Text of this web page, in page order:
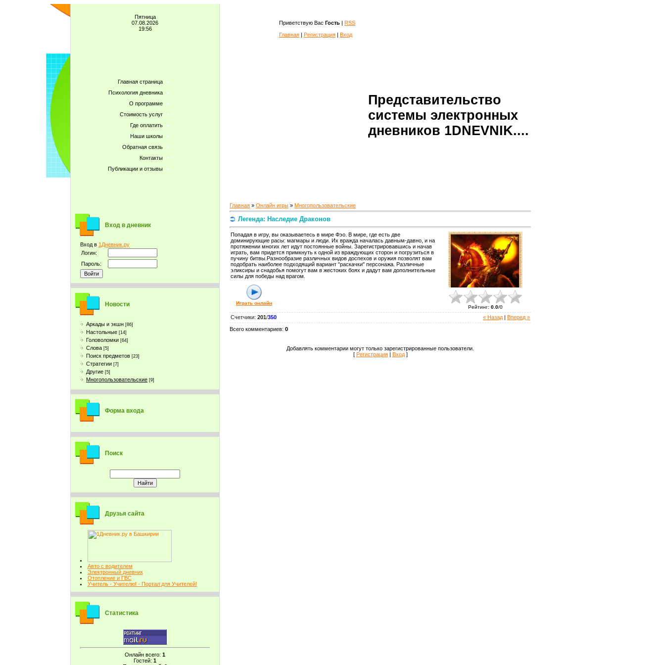
Пятница
07.08.2026
19:56
Главная страница
Психология дневника
О программе
Стоимость услуг
Где оплатить
Наши школы
Обратная связь
Контакты
Публикации и отзывы
Вход в дневник
Вход в 1Дневник.ру
Логин:
Пароль:
Новости
Аркады и экшн [86]
Настольные [14]
Головоломки [64]
Слова [5]
Поиск предметов [23]
Стратегии [7]
Другие [5]
Многопользовательские [9]
Форма входа
Поиск
Друзья сайта
Авто с водителем
Электронный дневник
Отопление и ГВС
Учитель - Учителю! - Портал для Учителей!
Статистика
Онлайн всего: 1
Гостей: 1
Приветствую Вас Гость | RSS
Главная | Регистрация | Вход
Представительство
системы электронных
дневников 1DNEVNIK....
Главная » Онлайн игры » Многопользовательские
Легенда: Наследие Драконов
Попадая в игру, вы оказываетесь в мире Фэо. В мире, где есть две
доминирующие расы: магмары и люди. Их вражда началась давным-давно, и на
протяжении многих лет идут постоянные войны. Зарегистрировавшись и начав
играть, вам придется примкнуть к одной из враждующих сторон и погрузиться в
пучину битвы.Разнообразие различных видов доспехов и оружия позволят вам
подобрать наиболее подходящий вариант "раскачки" персонажа. Различные
эликсиры и снадобья помогут вам в жестоких боях и дадут вам дополнительные
силы для победы над врагом.
Играть онлайн
Рейтинг: 0.0/0
« Назад Вперед »
Счетчики: 201/350
Всего комментариев: 0
Добавлять комментарии могут только зарегистрированные пользователи.
[ Регистрация| Вход]